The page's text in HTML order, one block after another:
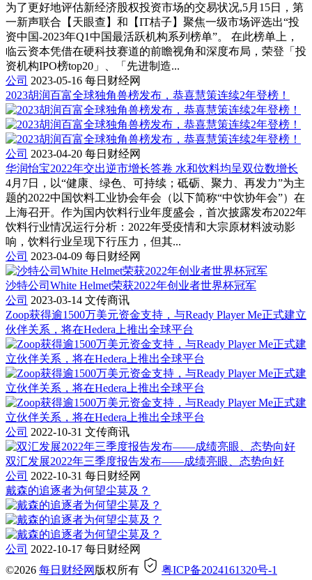
为了更好地评估新经济股权投资市场的交易状况,5月15日，第
一新声联合【天眼查】和【IT桔子】聚焦一级市场评选出“投
资中国-2023年Q1中国最活跃机构系列榜单”。 在此榜单上，
临云资本凭借在硬科技赛道的前瞻视角和深度布局，荣登「投
资机构IPO榜top20」、「先进制造...
公司 2023-05-16 每日财经网
2023胡润百富全球独角兽榜发布，恭喜慧策连续2年登榜！
公司 2023-04-20 每日财经网
华润怡宝2022年交出逆市增长答卷 水和饮料均呈双位数增长
4月7日，以“健康、绿色、可持续；砥砺、聚力、再发力”为主
题的2022中国饮料工业协会年会（以下简称“中饮协年会”）在
上海召开。作为国内饮料行业年度盛会，首次披露发布2022年
饮料行业情况运行分析：2022年受疫情和大宗原材料波动影
响，饮料行业呈现下行压力，但其...
公司 2023-04-09 每日财经网
沙特公司White Helmet荣获2022年创业者世界杯冠军
公司 2023-03-14 文传商讯
Zoop获得逾1500万美元资金支持，与Ready Player Me正式建立
伙伴关系，将在Hedera上推出全球平台
公司 2022-10-31 文传商讯
双汇发展2022年三季度报告发布——成绩亮眼、态势向好
公司 2022-10-31 每日财经网
戴森的追逐者为何望尘莫及？
公司 2022-10-17 每日财经网
©2026 每日财经网 版权所有 粤ICP备2024161320号-1